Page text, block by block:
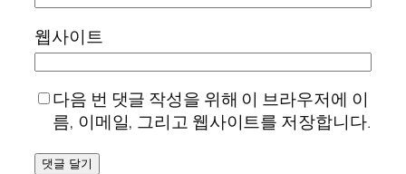
웹사이트
다음 번 댓글 작성을 위해 이 브라우저에 이
름, 이메일, 그리고 웹사이트를 저장합니다.